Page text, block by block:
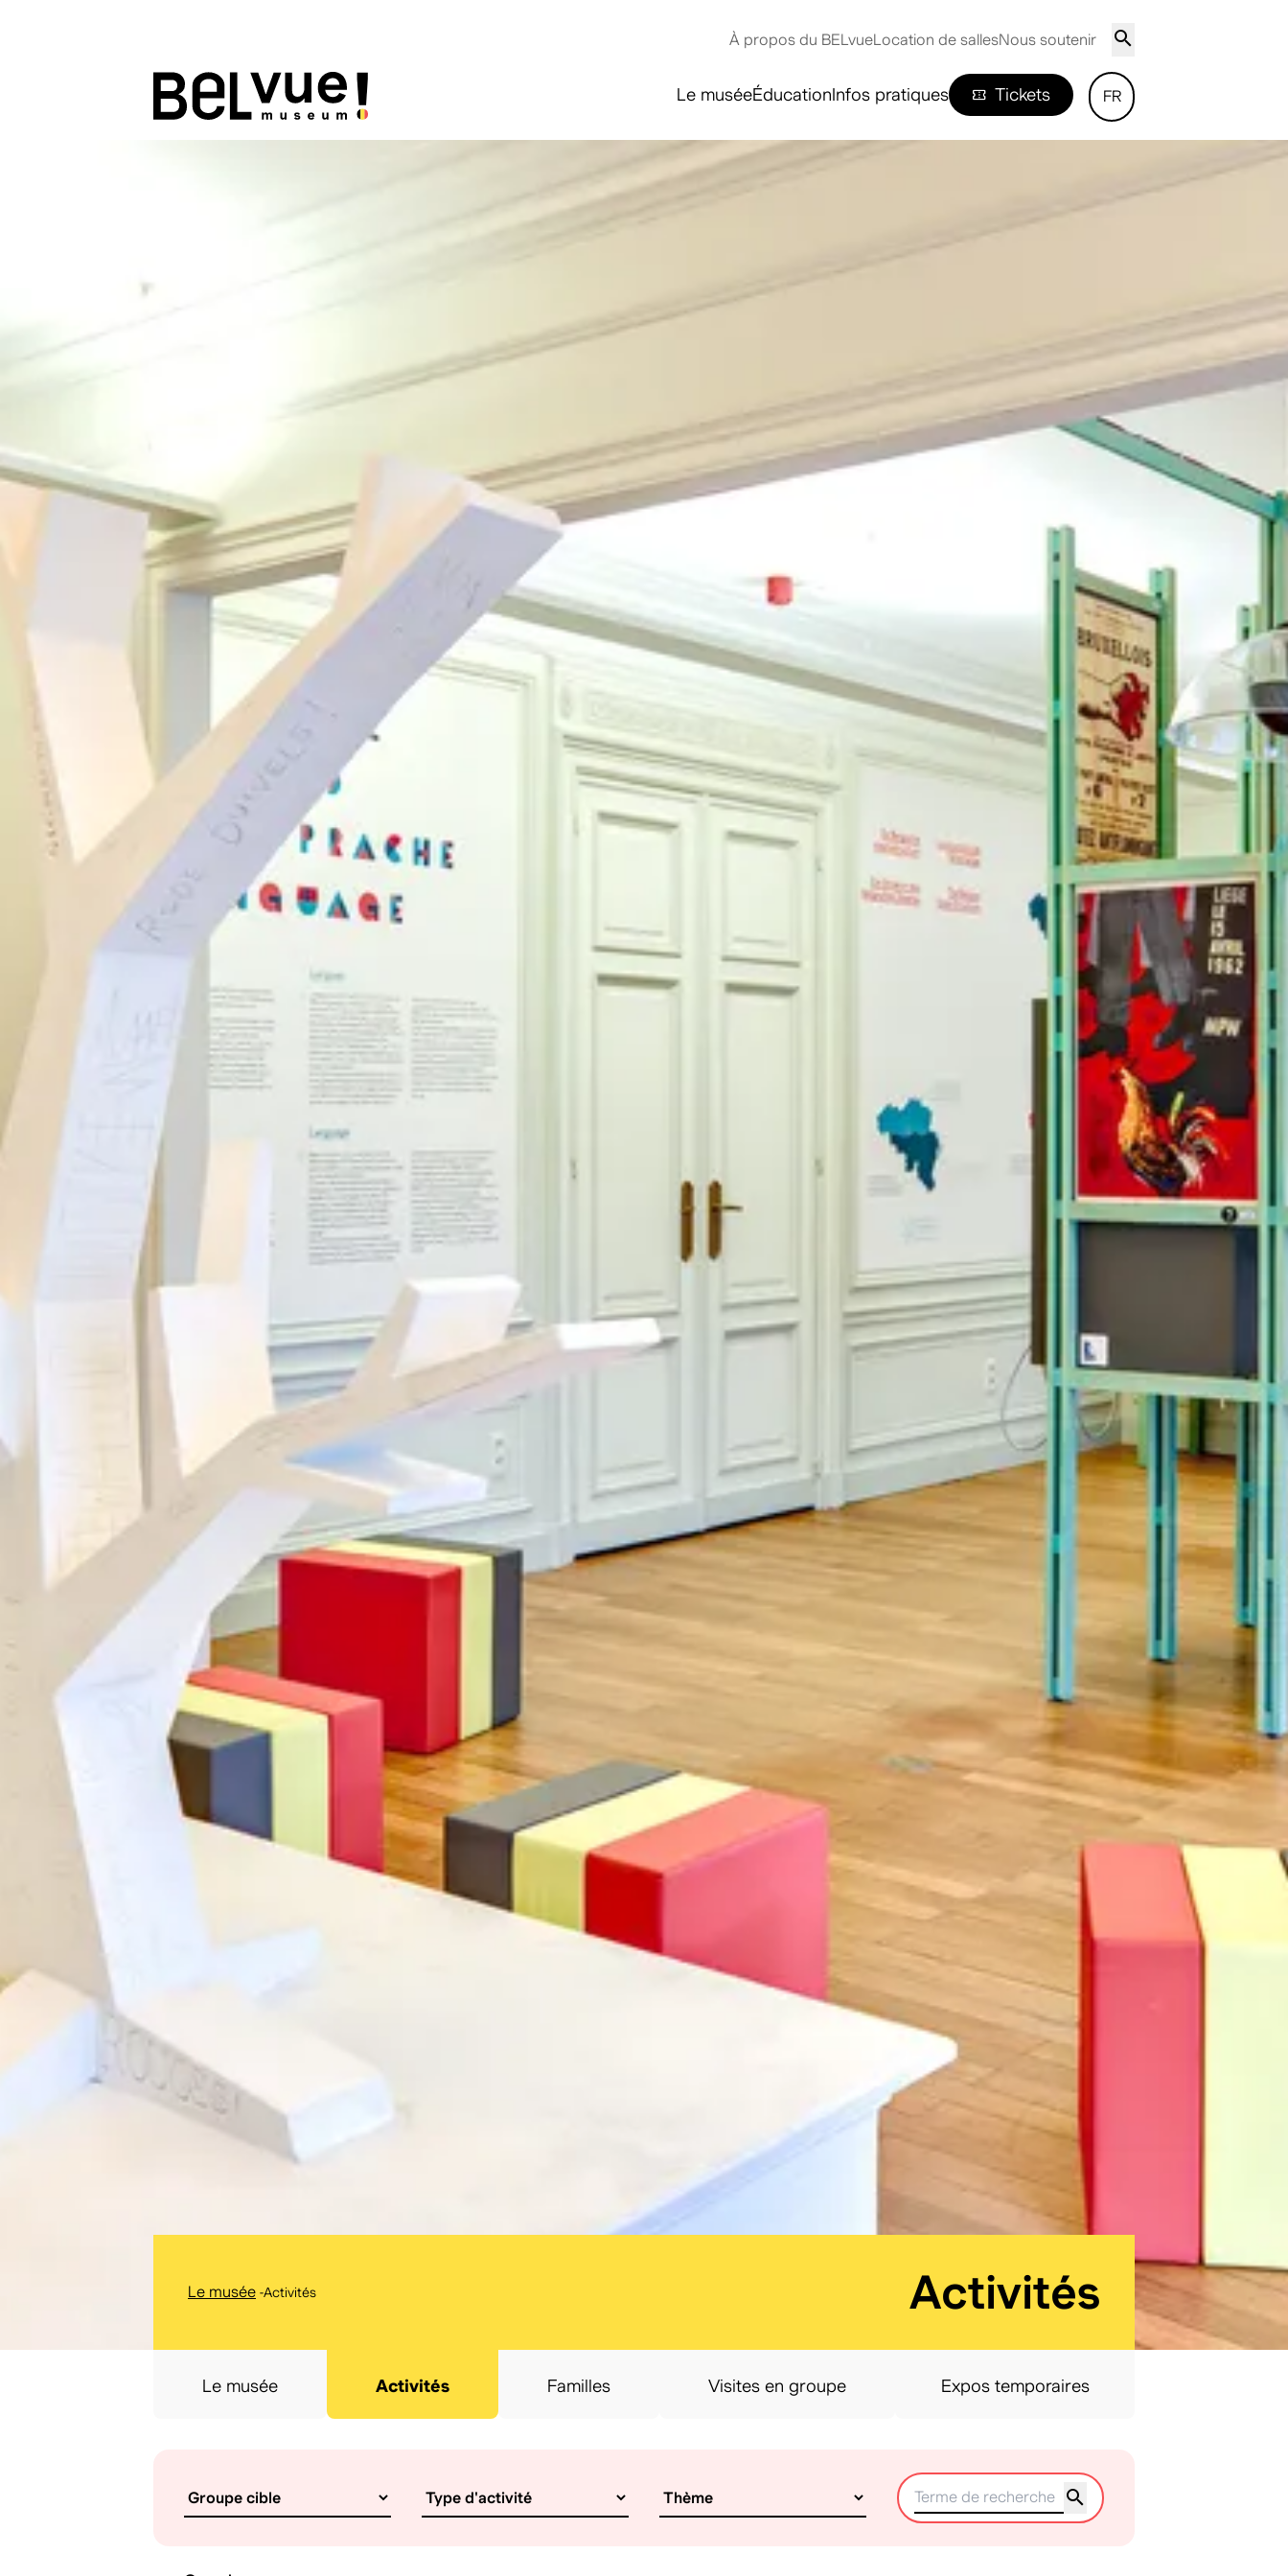
À propos du BELvueLocation de sallesNous soutenir
Terme de recherche
Le muséeÉducationInfos pratiques Tickets FR
Le musée -Activités :
Activités
Le musée Activités Familles Visites en groupe Expos temporaires